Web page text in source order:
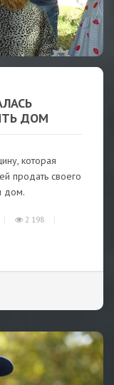
ДОМ
которая
продать своего
дом.
2 198